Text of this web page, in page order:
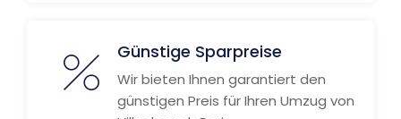
Günstige Sparpreise
Wir bieten Ihnen garantiert den
günstigen Preis für Ihren Umzug von